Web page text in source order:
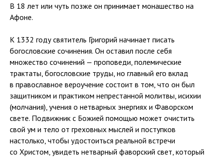
В 18 лет или чуть позже он принимает монашество на
Афоне.
К 1332 году святитель Григорий начинает писать
богословские сочинения. Он оставил после себя
множество сочинений — проповеди, полемические
трактаты, богословские труды, но главный его вклад
в православное вероучение состоит в том, что он был
защитником и практиком непрестанной молитвы, исихии
(молчания), учения о нетварных энергиях и Фаворском
свете. Подвижник с Божией помощью может очистить
свой ум и тело от греховных мыслей и поступков
настолько, чтобы удостоиться реальной встречи
со Христом, увидеть нетварный фаворский свет, который